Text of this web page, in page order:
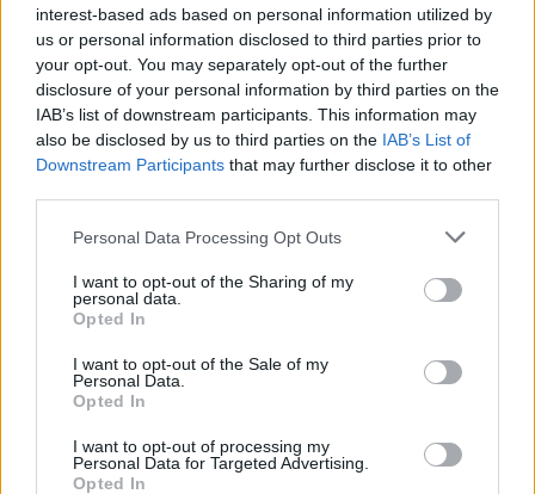
interest-based ads based on personal information utilized by
us or personal information disclosed to third parties prior to
your opt-out. You may separately opt-out of the further
disclosure of your personal information by third parties on the
IAB’s list of downstream participants. This information may
also be disclosed by us to third parties on the IAB’s List of
Downstream Participants that may further disclose it to other
Please note that this website/app uses one or more Google
not limited to your visit or usage behaviour. You may click to
grant or deny consent to Google and its third-party tags to
use your data for below specified purposes in below Google
consent section.
Personal Data Processing Opt Outs
I want to opt-out of the Sharing of my
personal data.
Opted In
I want to opt-out of the Sale of my
Personal Data.
Opted In
I want to opt-out of processing my
Personal Data for Targeted Advertising.
Opted In
Követem
#REGGELI #VIDEÓ #ADÁSRÉSZLETEK
LAKATOS MÁRK #BULVÁR #HAJDU STEVE
VÁLYI ISTVÁN #TÓTH GABI #VÁLÁS
MÉSZÁROS LŐRINC
JELADÓS FARKAS # TITAN #TITANIC FÓLIÁZÁS
JEVGENYIJ PRIGOZSIN